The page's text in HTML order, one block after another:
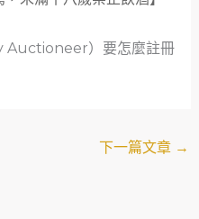
Auctioneer）要怎麼註冊
下一篇文章 →